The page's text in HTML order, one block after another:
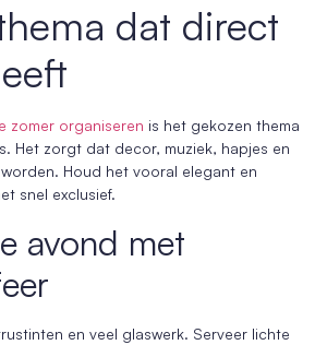
dat direct
zomer organiseren is het gekozen thema
Het zorgt dat decor, muziek, hapjes en
Houd het vooral elegant en
snel exclusief.
avond met
en veel glaswerk. Serveer lichte